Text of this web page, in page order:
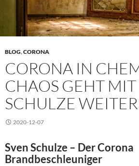
BLOG,CORONA
CORONA IN
CHAOS GEHT MIT
SCHULZE WEITER
2020-12-07
Sven Schulze – Der Corona
Brandbeschleuniger